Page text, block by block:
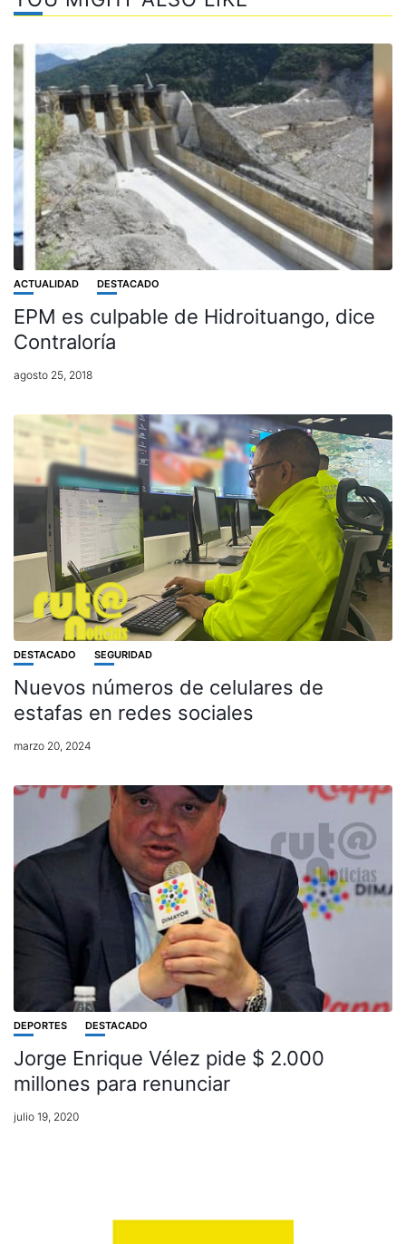
ACTUALIDAD DESTACADO
EPM es culpable de Hidroituango, dice
Contraloría
agosto 25, 2018
DESTACADO SEGURIDAD
Nuevos números de celulares de
estafas en redes sociales
marzo 20, 2024
DEPORTES DESTACADO
Jorge Enrique Vélez pide $ 2.000
millones para renunciar
julio 19, 2020